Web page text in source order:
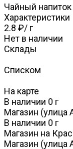
Чайный
Характеристики
2.8 ₽/ г
Нет в наличии
Склады
Списком
На карте
В наличии 0 г
Магазин (улица
В наличии 0 г
Магазин на
Магазин (улица